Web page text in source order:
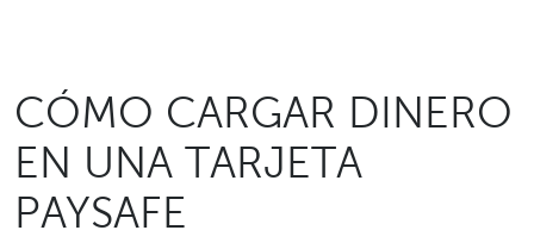
CÓMO CARGAR DINERO
EN UNA TARJETA
PAYSAFE